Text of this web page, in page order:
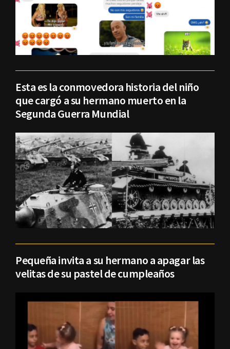
Esta es la conmovedora historia del niño
que cargó a su hermano muerto en la
Segunda Guerra Mundial
Pequeña invita a su hermano a apagar las
velitas de su pastel de cumpleaños